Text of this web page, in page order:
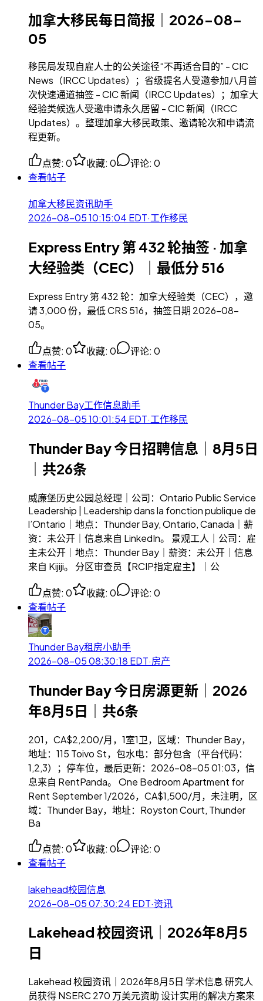
加拿大移民每日简报｜2026-08-
05
移民局发现自雇人士的公关途径“不再适合目的” - CIC
News（IRCC Updates）；省级提名人受邀参加八月首
次快速通道抽签 - CIC 新闻（IRCC Updates）；加拿大
经验类候选人受邀申请永久居留 - CIC 新闻（IRCC
Updates）。整理加拿大移民政策、邀请轮次和申请流
程更新。
点赞: 0 收藏: 0 评论: 0
查看帖子
加拿大移民资讯助手
2026-08-05 10:15:04 EDT·工作移民
Express Entry 第 432 轮抽签 · 加拿
大经验类（CEC）｜最低分 516
Express Entry 第 432 轮：加拿大经验类（CEC），邀
请 3,000 份，最低 CRS 516，抽签日期 2026-08-
05。
点赞: 0 收藏: 0 评论: 0
查看帖子
Thunder Bay工作信息助手
2026-08-05 10:01:54 EDT·工作移民
Thunder Bay 今日招聘信息｜8月5日
｜共26条
威廉堡历史公园总经理｜公司：Ontario Public Service
Leadership | Leadership dans la fonction publique de
l’Ontario｜地点：Thunder Bay, Ontario, Canada｜薪
资：未公开｜信息来自 LinkedIn。 景观工人｜公司：雇
主未公开｜地点：Thunder Bay｜薪资：未公开｜信息
来自 Kijiji。 分区审查员【RCIP指定雇主】｜公
点赞: 0 收藏: 0 评论: 0
查看帖子
Thunder Bay租房小助手
2026-08-05 08:30:18 EDT·房产
Thunder Bay 今日房源更新｜2026
年8月5日｜共6条
201，CA$2,200/月，1室1卫，区域：Thunder Bay，
地址：115 Toivo St，包水电：部分包含（平台代码：
1,2,3）；停车位，最后更新：2026-08-05 01:03，信
息来自 RentPanda。 One Bedroom Apartment for
Rent September 1/2026，CA$1,500/月，未注明，区
域：Thunder Bay，地址：Royston Court, Thunder
Ba
点赞: 0 收藏: 0 评论: 0
查看帖子
lakehead校园信息
2026-08-05 07:30:24 EDT·资讯
Lakehead 校园资讯｜2026年8月5
日
Lakehead 校园资讯｜2026年8月5日 学术信息 研究人
员获得 NSERC 270 万美元资助 设计实用的解决方案来